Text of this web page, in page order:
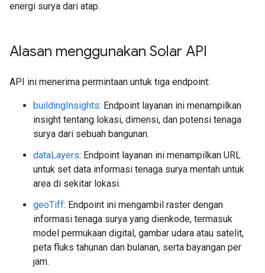
energi surya dari atap.
Alasan menggunakan Solar API
API ini menerima permintaan untuk tiga endpoint:
buildingInsights: Endpoint layanan ini menampilkan
insight tentang lokasi, dimensi, dan potensi tenaga
surya dari sebuah bangunan.
dataLayers: Endpoint layanan ini menampilkan URL
untuk set data informasi tenaga surya mentah untuk
area di sekitar lokasi.
geoTiff: Endpoint ini mengambil raster dengan
informasi tenaga surya yang dienkode, termasuk
model permukaan digital, gambar udara atau satelit,
peta fluks tahunan dan bulanan, serta bayangan per
jam.